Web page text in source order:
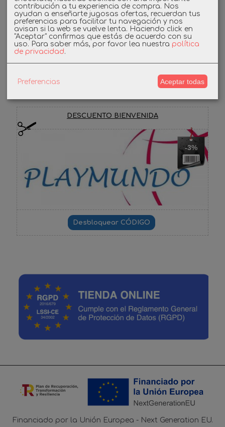
Linkedin
Instagram
Facebook
DESCUENTO BIENVENIDA
-3%
Financiado por la Unión Europea - Next Generation EU.
contribución a tu experiencia de compra. Nos
ayudan a enseñarte jugosas ofertas, recuerdan tus
preferencias para facilitar tu navegación y nos
avisan si la web se vuelve lenta. Haciendo click en
"Aceptar" confirmas que estás de acuerdo con su
uso. Para saber más, por favor lea nuestra política
de privacidad.
Preferencias Aceptar todas